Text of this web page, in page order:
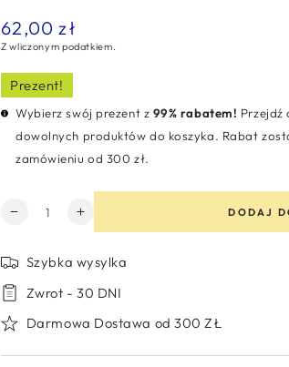
Normalna
cena
62,00 zł
Z wliczonym podatkiem.
Prezent!
Wybierz swój prezent z 99% rabatem! Przejdź
dowolnych produktów do koszyka. Rabat
zamówieniu od 300 zł.
Ilość
Zmniejsz
dla
Termos
dziecięcy
ml
Zwiększ
ilość
Termos
dziecięcy
ml
DODAJ
Szybka wysylka
Zwrot - 30 DNI
Darmowa Dostawa od 300 ZŁ